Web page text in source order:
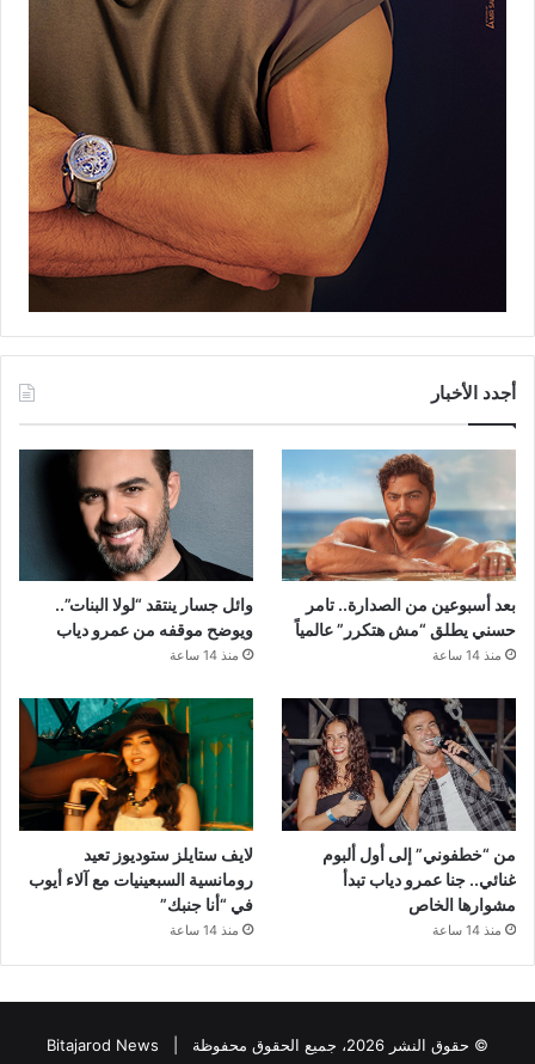
أجدد الأخبار
بعد أسبوعين من الصدارة.. تامر
حسني يطلق “مش هتكرر” عالمياً
منذ 14 ساعة
وائل جسار ينتقد “لولا البنات”..
ويوضح موقفه من عمرو دياب
منذ 14 ساعة
من “خطفوني” إلى أول ألبوم
غنائي.. جنا عمرو دياب تبدأ
مشوارها الخاص
منذ 14 ساعة
لايف ستايلز ستوديوز تعيد
رومانسية السبعينيات مع آلاء أيوب
في “أنا جنبك”
منذ 14 ساعة
© حقوق النشر 2026، جميع الحقوق محفوظة | Bitajarod News